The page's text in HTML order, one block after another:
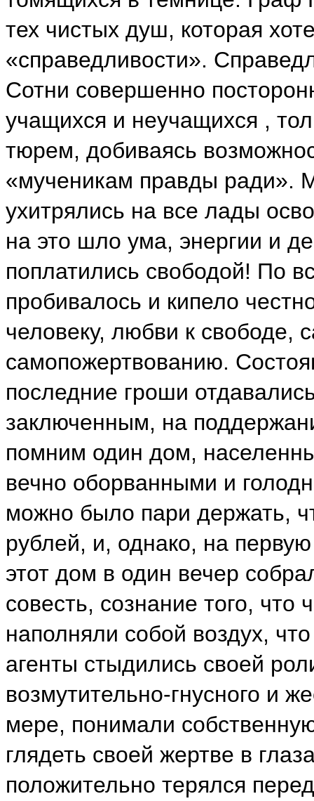
тех чистых душ, которая
«справедливости».
Сотни совершенно
учащихся и неучащихся ,
тюрем, добиваясь
«мученикам правды ради».
ухитрялись на все лады
на это шло ума, энергии и
поплатились свободой! По
пробивалось и кипело
человеку, любви к свободе,
самопожертвованию.
последние гроши
заключенным, на
помним один дом,
вечно оборванными и
можно было пари держать,
рублей, и, однако, на
этот дом в один вечер
совесть, сознание того, что
наполняли собой воздух,
агенты стыдились своей
возмутительно-гнусного и
мере, понимали
глядеть своей жертве в
положительно терялся